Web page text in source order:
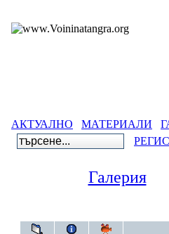
АКТУАЛНО МАТЕРИАЛИ
Галерия